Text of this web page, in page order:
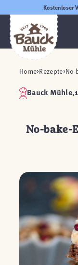
Kostenloser
Home Rezepte
Bauck Mühle,
No-bake-